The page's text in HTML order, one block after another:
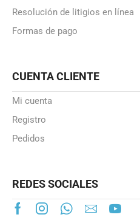
Resolución de litigios en línea
Formas de pago
CUENTA CLIENTE
Mi cuenta
Registro
Pedidos
REDES SOCIALES